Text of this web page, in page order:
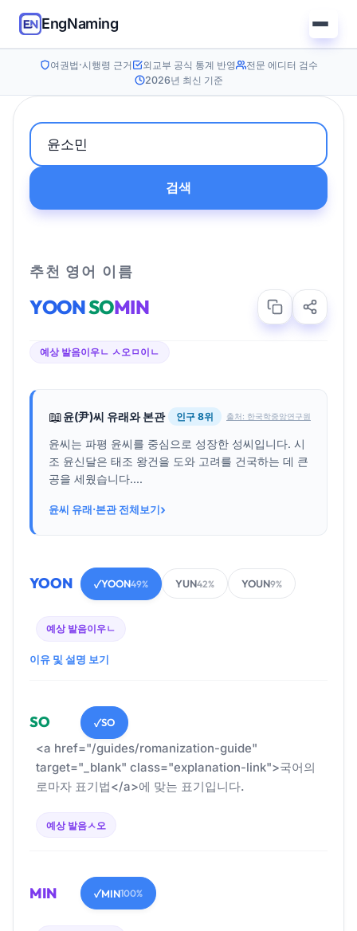
EngNaming
여권법·시행령 근거 외교부 공식 통계 반영
전문 에디터 검수
2026년 최신 기준
검색
추천 영어 이름
YOONSOMIN
예상 발음이우ㄴ ㅅ오ㅁ이ㄴ
📖윤(尹)씨 유래와 본관 인구 8위 출처: 한국학중앙연구원
윤씨는 파평 윤씨를 중심으로 성장한 성씨입니다. 시
조 윤신달은 태조 왕건을 도와 고려를 건국하는 데 큰
공을 세웠습니다....
윤씨 유래·본관 전체보기›
YOON ✓YOON49% YUN42% YOUN9%
예상 발음이우ㄴ
이유 및 설명 보기
SO ✓SO
<a href="/guides/romanization-guide"
target="_blank" class="explanation-link">국어의
로마자 표기법</a>에 맞는 표기입니다.
예상 발음ㅅ오
MIN ✓MIN100%